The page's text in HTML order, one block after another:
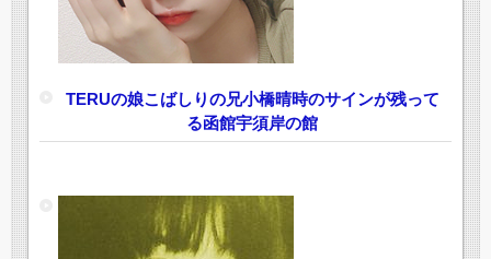
TERUの娘こばしりの兄小橋晴時のサインが残って
る函館宇須岸の館